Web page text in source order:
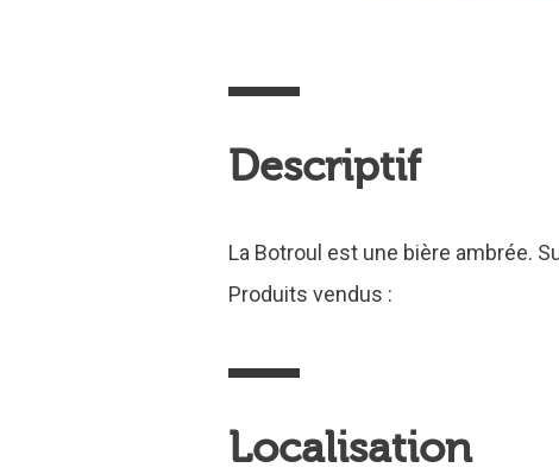
Descriptif
La Botroul est une bière ambrée.
Produits vendus :
Localisation